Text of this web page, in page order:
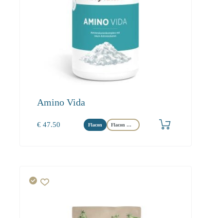
Amino Vida
€ 47.50 Flacon Flacon Maxi